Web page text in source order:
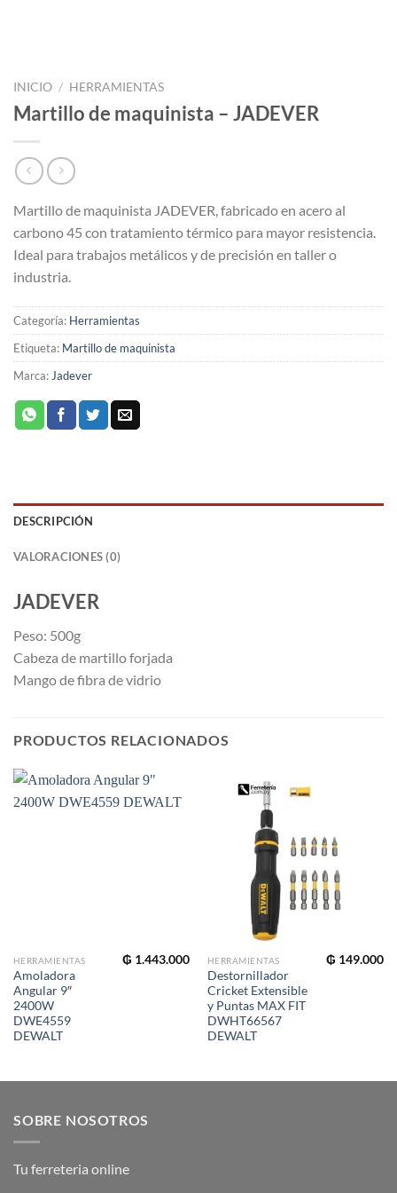
INICIO / HERRAMIENTAS
Martillo de maquinista – JADEVER
Martillo de maquinista JADEVER, fabricado en acero al
carbono 45 con tratamiento térmico para mayor resistencia.
Ideal para trabajos metálicos y de precisión en taller o
industria.
Categoría: Herramientas
Etiqueta: Martillo de maquinista
Marca:Jadever
DESCRIPCIÓN
VALORACIONES (0)
JADEVER
Peso: 500g
Cabeza de martillo forjada
Mango de fibra de vidrio
PRODUCTOS RELACIONADOS
HERRAMIENTAS
Amoladora
Angular 9″
2400W
DWE4559
DEWALT
₲ 1.443.000 HERRAMIENTAS
Destornillador
Cricket Extensible
y Puntas MAX FIT
DWHT66567
DEWALT
₲ 149.000
SOBRE NOSOTROS
Tu ferreteria online